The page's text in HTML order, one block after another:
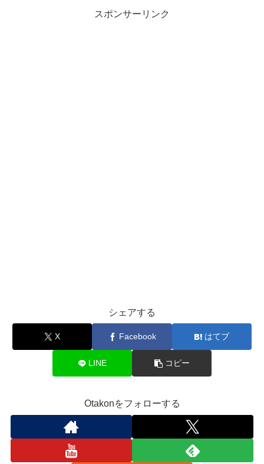
スポンサーリンク
シェアする
X Facebook はてブ
LINE コピー
Otakonをフォローする